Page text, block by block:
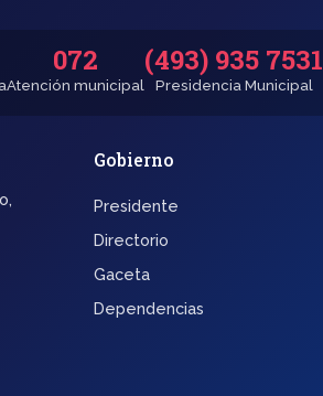
072
Atención municipal
(493) 935 7531
Presidencia Municipal
Gobierno
Presidente
Directorio
Gaceta
Dependencias